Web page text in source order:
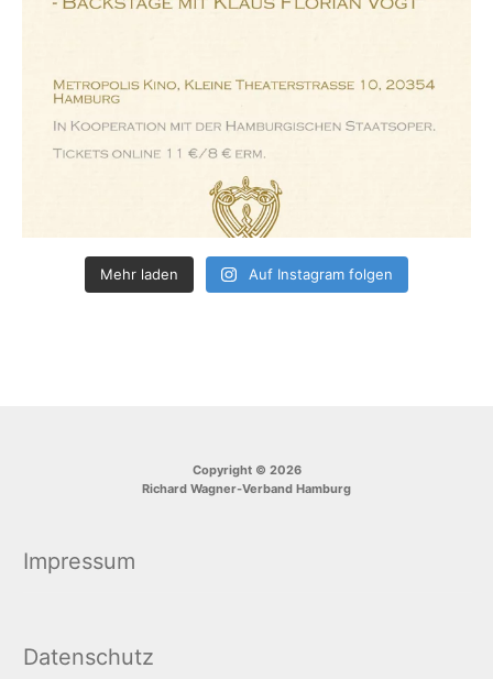
Mehr laden Auf Instagram folgen
Copyright © 2026
Richard Wagner-Verband Hamburg
Impressum
Datenschutz